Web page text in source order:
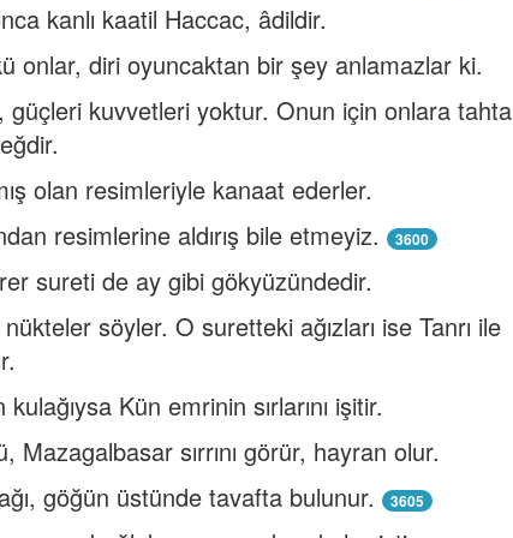
kanlı kaatil Haccac, âdildir.
onlar, diri oyuncaktan bir şey anlamazlar ki.
kuvvetleri yoktur. Onun için onlara tahta
olan resimleriyle kanaat ederler.
resimlerine aldırış bile etmeyiz.
3600
sureti de ay gibi gökyüzündedir.
söyler. O suretteki ağızları ise Tanrı ile
Kün emrinin sırlarını işitir.
sırrını görür, hayran olur.
göğün üstünde tavafta bulunur.
3605